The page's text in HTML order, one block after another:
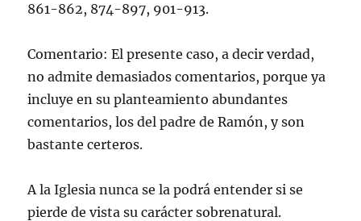
861-862, 874-897, 901-913.
Comentario: El presente caso, a decir verdad,
no admite demasiados comentarios, porque ya
incluye en su planteamiento abundantes
comentarios, los del padre de Ramón, y son
bastante certeros.
A la Iglesia nunca se la podrá entender si se
pierde de vista su carácter sobrenatural.